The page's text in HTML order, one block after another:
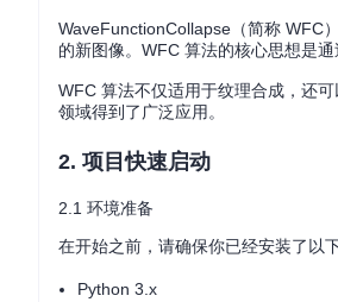
WaveFunctionCollapse（简称 WFC
的新图像。WFC 算法的核心思想是
WFC 算法不仅适用于纹理合成，还
领域得到了广泛应用。
2. 项目快速启动
2.1 环境准备
在开始之前，请确保你已经安装了以
Python 3.x